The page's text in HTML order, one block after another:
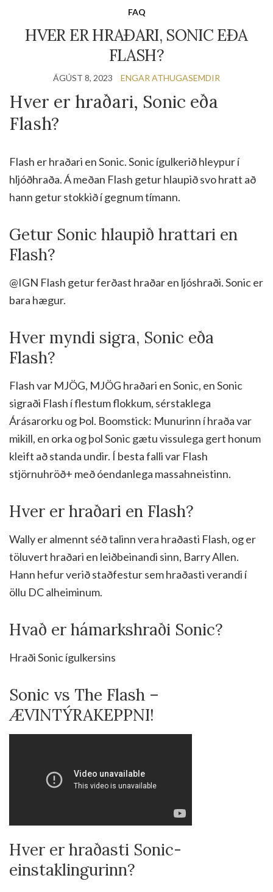
FAQ
HVER ER HRAÐARI, SONIC EÐA
FLASH?
ÁGÚST 8, 2023 ENGAR ATHUGASEMDIR
Hver er hraðari, Sonic eða
Flash?
Flash er hraðari en Sonic. Sonic ígulkerið hleypur í
hljóðhraða. Á meðan Flash getur hlaupið svo hratt að
hann getur stokkið í gegnum tímann.
Getur Sonic hlaupið hrattari en
Flash?
@IGN Flash getur ferðast hraðar en ljóshraði. Sonic er
bara hægur.
Hver myndi sigra, Sonic eða
Flash?
Flash var MJÖG, MJÖG hraðari en Sonic, en Sonic
sigraði Flash í flestum flokkum, sérstaklega
Árásarorku og Þol. Boomstick: Munurinn í hraða var
mikill, en orka og þol Sonic gætu vissulega gert honum
kleift að standa undir. Í besta falli var Flash
stjörnuhröð+ með óendanlega massahneistinn.
Hver er hraðari en Flash?
Wally er almennt séð talinn vera hraðasti Flash, og er
töluvert hraðari en leiðbeinandi sinn, Barry Allen.
Hann hefur verið staðfestur sem hraðasti verandi í
öllu DC alheiminum.
Hvað er hámarkshraði Sonic?
Hraði Sonic ígulkersins
Sonic vs The Flash –
ÆVINTÝRAKEPPNI!
Hver er hraðasti Sonic-
einstaklingurinn?